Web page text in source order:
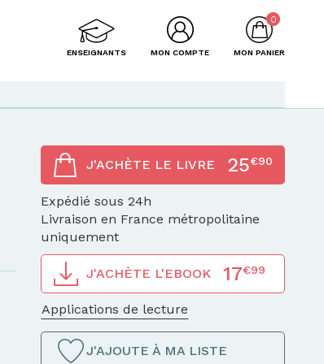
MON PANIER
0
MON COMPTE
ENSEIGNANTS
J'ACHÈTE LE LIVRE 25€90
Expédié sous 24h
Livraison en France métropolitaine
uniquement
J'ACHÈTE L'EBOOK 17€99
Applications de lecture
J'AJOUTE À MA LISTE